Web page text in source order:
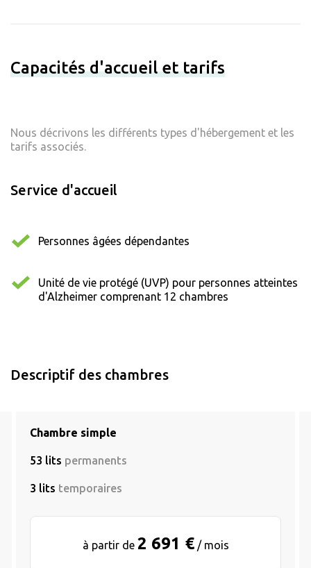
Capacités d'accueil et tarifs
Nous décrivons les différents types d'hébergement et les
tarifs associés.
Service d'accueil
Personnes âgées dépendantes
Unité de vie protégé (UVP) pour personnes atteintes
d'Alzheimer comprenant 12 chambres
Descriptif des chambres
Chambre simple
53 lits permanents
3 lits temporaires
à partir de 2 691 €/ mois